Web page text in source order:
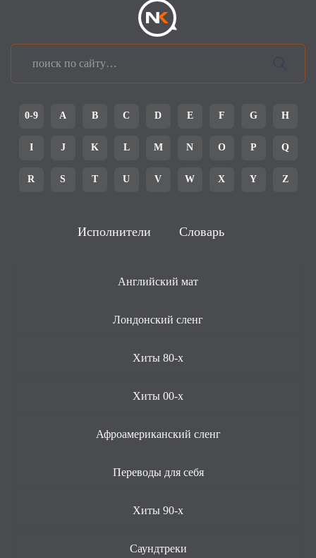
0-9 A B C D E F G H
I J K L M N O P Q
R S T U V W X Y Z
Исполнители Словарь
Английский мат
Лондонский сленг
Хиты 80-х
Хиты 00-х
Афроамериканский сленг
Переводы для себя
Хиты 90-х
Саундтреки